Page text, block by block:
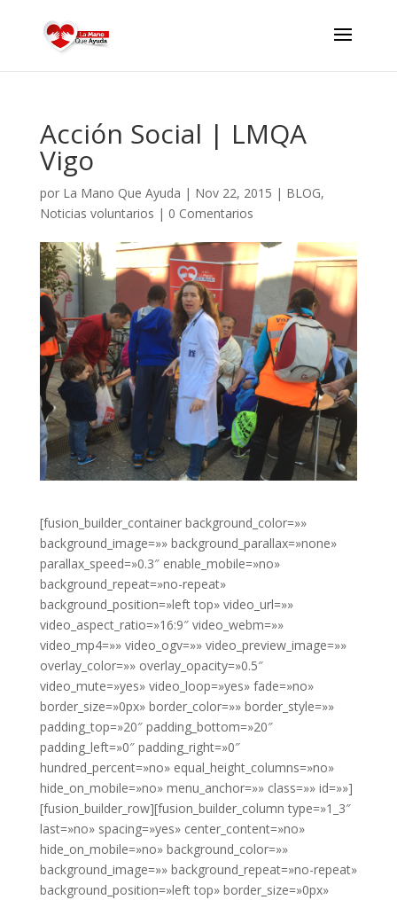
Acción Social | LMQA
Vigo
por La Mano Que Ayuda | Nov 22, 2015 | BLOG,
Noticias voluntarios | 0 Comentarios
[fusion_builder_container background_color=»»
background_image=»» background_parallax=»none»
parallax_speed=»0.3″ enable_mobile=»no»
background_repeat=»no-repeat»
background_position=»left top» video_url=»»
video_aspect_ratio=»16:9″ video_webm=»»
video_mp4=»» video_ogv=»» video_preview_image=»»
overlay_color=»» overlay_opacity=»0.5″
video_mute=»yes» video_loop=»yes» fade=»no»
border_size=»0px» border_color=»» border_style=»»
padding_top=»20″ padding_bottom=»20″
padding_left=»0″ padding_right=»0″
hundred_percent=»no» equal_height_columns=»no»
hide_on_mobile=»no» menu_anchor=»» class=»» id=»»]
[fusion_builder_row][fusion_builder_column type=»1_3″
last=»no» spacing=»yes» center_content=»no»
hide_on_mobile=»no» background_color=»»
background_image=»» background_repeat=»no-repeat»
background_position=»left top» border_size=»0px»